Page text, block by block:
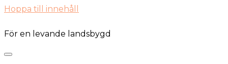
Hoppa till innehåll
För en levande landsbygd